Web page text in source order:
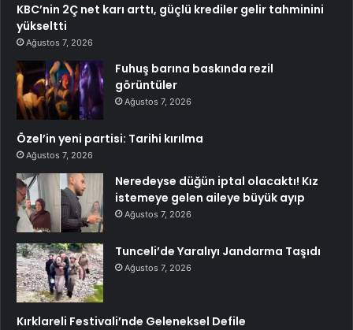
KBC’nin 2Ç net karı arttı, güçlü krediler gelir tahminini
yükseltti
Ağustos 7, 2026
Fuhuş barına baskında rezil
görüntüler
Ağustos 7, 2026
Özel’in yeni partisi: Tarihi kırılma
Ağustos 7, 2026
Neredeyse düğün iptal olacaktı! Kız
istemeye gelen aileye büyük ayıp
Ağustos 7, 2026
Tunceli’de Yaralıyı Jandarma Taşıdı
Ağustos 7, 2026
Kırklareli Festivali’nde Geleneksel Defile